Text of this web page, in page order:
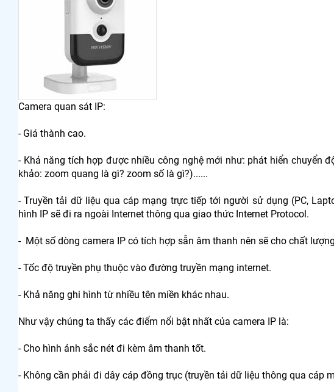
Camera quan sát IP:
- Giá thành cao.
- Khả năng tích hợp được nhiều công nghệ mới như: phát hiển chuyển
khảo: zoom quang là gì? zoom số là gì?)......
- Truyền tải dữ liệu qua cáp mạng trực tiếp tới người sử dụng (PC,
hình IP sẽ đi ra ngoài Internet thông qua giao thức Internet Protocol.
- Một số dòng camera IP có tích hợp sẵn âm thanh nên sẽ cho chất
- Tốc độ truyền phụ thuộc vào đường truyền mạng internet.
- Khả năng ghi hình từ nhiều tên miền khác nhau.
Như vậy chúng ta thấy các điểm nổi bật nhất của camera IP là:
- Cho hình ảnh sắc nét đi kèm âm thanh tốt.
- Không cần phải đi dây cáp đồng trục (truyền tải dữ liệu thông qua cáp